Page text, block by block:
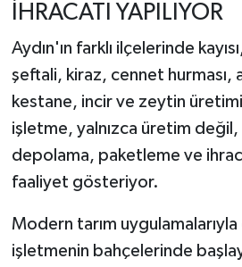
İHRACATI YAPILIYOR
Aydın'ın farklı ilçelerinde
şeftali, kiraz, cennet
kestane, incir ve zeytin
işletme, yalnızca üretim değil,
depolama, paketleme ve
faaliyet gösteriyor.
Modern tarım
işletmenin bahçelerinde